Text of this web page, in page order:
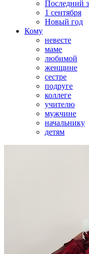
Последний
1 сентября
Новый год
Кому
невесте
маме
любимой
женщине
сестре
подруге
коллеге
учителю
мужчине
начальнику
детям